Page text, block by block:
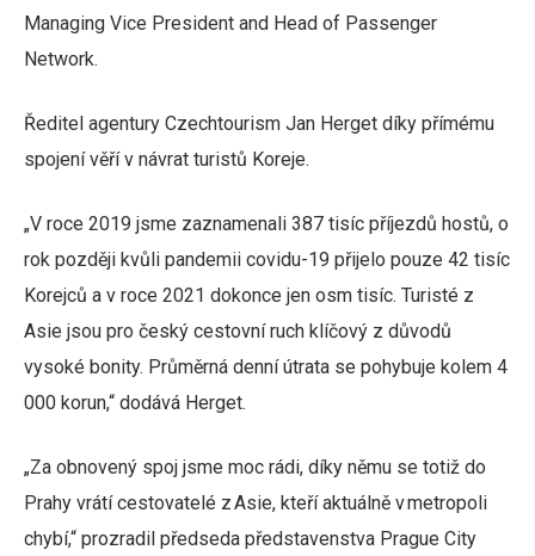
Managing Vice President and Head of Passenger
Network.
Ředitel agentury Czechtourism Jan Herget díky přímému
spojení věří v návrat turistů Koreje.
„V roce 2019 jsme zaznamenali 387 tisíc příjezdů hostů, o
rok později kvůli pandemii covidu-19 přijelo pouze 42 tisíc
Korejců a v roce 2021 dokonce jen osm tisíc. Turisté z
Asie jsou pro český cestovní ruch klíčový z důvodů
vysoké bonity. Průměrná denní útrata se pohybuje kolem 4
000 korun,“ dodává Herget.
„Za obnovený spoj jsme moc rádi, díky němu se totiž do
Prahy vrátí cestovatelé z Asie, kteří aktuálně v metropoli
chybí,“ prozradil předseda představenstva Prague City